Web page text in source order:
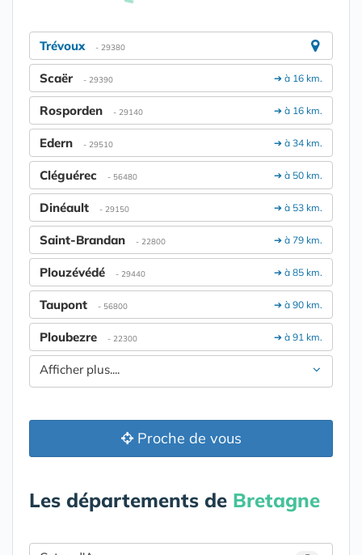
Trévoux - 29380
➔ à 16 km.
Scaër - 29390
➔ à 16 km.
Rosporden - 29140
➔ à 34 km.
Edern - 29510
➔ à 50 km.
Cléguérec - 56480
➔ à 53 km.
Dinéault - 29150
➔ à 79 km.
Saint-Brandan - 22800
➔ à 85 km.
Plouzévédé - 29440
➔ à 90 km.
Taupont - 56800
➔ à 91 km.
Ploubezre - 22300
Afficher plus....
Proche de vous
Les départements de Bretagne